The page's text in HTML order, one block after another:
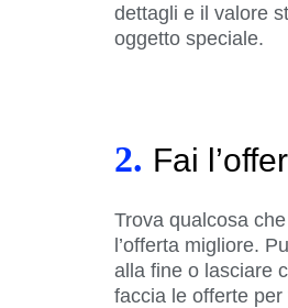
dettagli e il valore
oggetto speciale.
2. Fai
Trova qualcosa
l’offerta migliore.
alla fine o lasciare
faccia le offerte